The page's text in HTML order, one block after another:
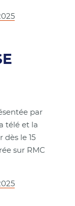
par
télé et la
dès le 15
sur RMC